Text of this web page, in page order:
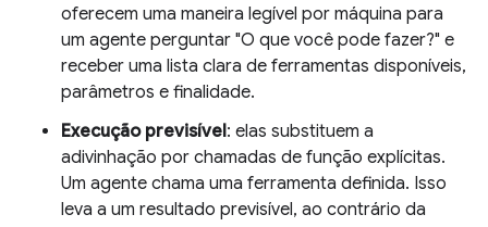
oferecem uma maneira legível por máquina para
um agente perguntar "O que você pode fazer?" e
receber uma lista clara de ferramentas disponíveis,
parâmetros e finalidade.
Execução previsível: elas substituem a
adivinhação por chamadas de função explícitas.
Um agente chama uma ferramenta definida. Isso
leva a um resultado previsível, ao contrário da